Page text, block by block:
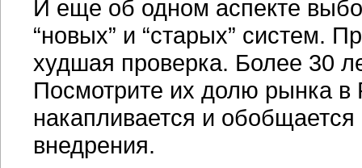
И еще об одном аспекте
“новых” и “старых” систем.
худшая проверка. Более 30
Посмотрите их долю рынка
накапливается и
внедрения.